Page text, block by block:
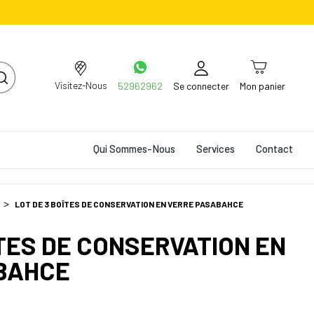
Visitez-Nous 52962962 Se connecter Mon panier
Qui Sommes-Nous Services Contact
LOT DE 3 BOÎTES DE CONSERVATION EN VERRE PASABAHCE
DE CONSERVATION EN